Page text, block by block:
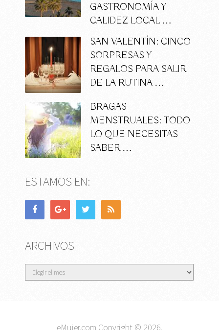
GASTRONOMÍA Y
CALIDEZ LOCAL …
SAN VALENTÍN: CINCO
SORPRESAS Y
REGALOS PARA SALIR
DE LA RUTINA …
BRAGAS
MENSTRUALES: TODO
LO QUE NECESITAS
SABER …
ESTAMOS EN:
ARCHIVOS
Archivos
eMujer.com Copyright © 2026.